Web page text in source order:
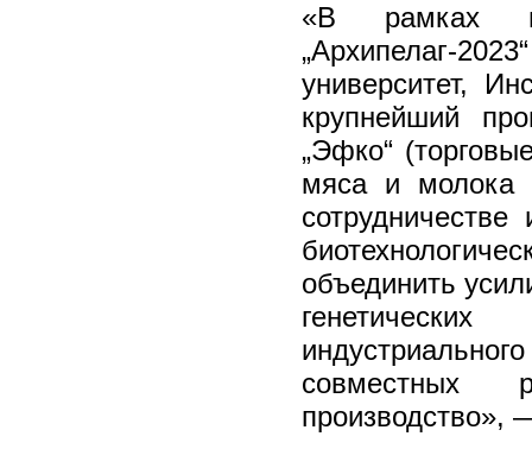
«В рамках
„Архипелаг-
университет,
крупнейший
„Эфко“
мяса и молока
объединить
совместных
производство»,